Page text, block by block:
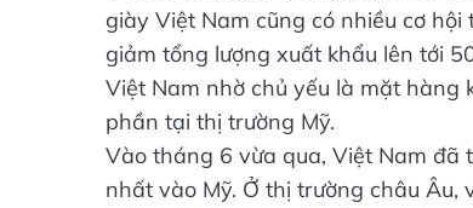
giày Việt Nam cũng có nhiều cơ
giảm tổng lượng xuất khẩu lên tới
Việt Nam nhờ chủ yếu là mặt hàng
phần tại thị trường Mỹ.
Vào tháng 6 vừa qua, Việt Nam đã
nhất vào Mỹ. Ở thị trường châu Âu,